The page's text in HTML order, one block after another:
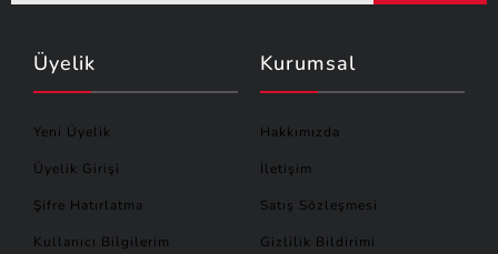
Üyelik
Yeni Üyelik
Üyelik Girişi
Şifre Hatırlatma
Kullanıcı Bilgilerim
Kurumsal
Hakkımızda
İletişim
Satış Sözleşmesi
Gizlilik Bildirimi